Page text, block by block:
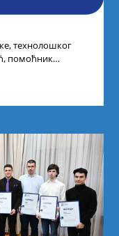
технолошког
помоћник